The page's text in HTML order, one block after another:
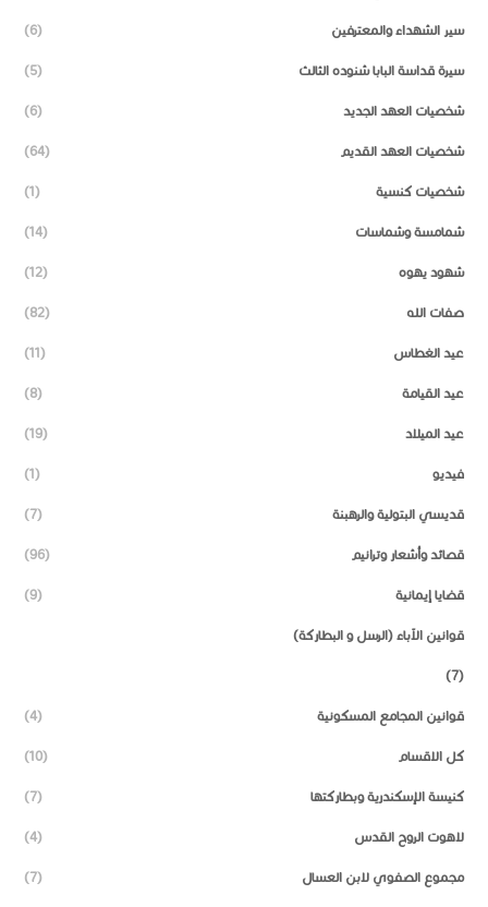
سير الشهداء والمعترفين (6)
سيرة قداسة البابا شنوده الثالث (5)
شخصيات العهد الجديد (6)
شخصيات العهد القديم (64)
شخصيات كنسية (1)
شمامسة وشماسات (14)
شهود يهوه (12)
صفات الله (82)
عيد الغطاس (11)
عيد القيامة (8)
عيد الميلاد (19)
فيديو (1)
قديسي البتولية والرهبنة (7)
قصائد وأشعار وترانيم (96)
قضايا إيمانية (9)
قوانين الآباء (الرسل و البطاركة)
(7)
قوانين المجامع المسكونية (4)
كل الاقسام (10)
كنيسة الإسكندرية وبطاركتها (7)
لاهوت الروح القدس (4)
مجموع الصفوي لابن العسال (7)